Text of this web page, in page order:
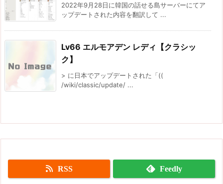
2022年9月28日に韓国の話せる島サーバーにてア
ップデートされた内容を翻訳して ...
Lv66 エルモアデン レディ【クラシッ
ク】
> に日本でアップデートされた「((
/wiki/classic/update/ ...
RSS Feedly